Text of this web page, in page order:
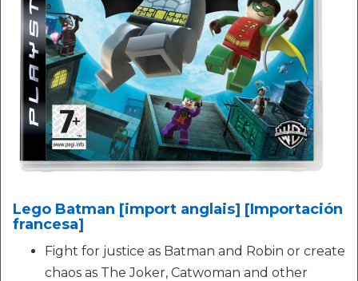
Lego Batman [import anglais] [Importación
francesa]
Fight for justice as Batman and Robin or create
chaos as The Joker, Catwoman and other